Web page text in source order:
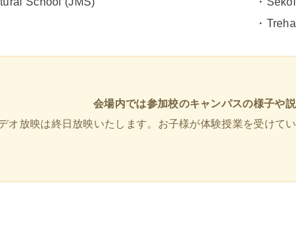
・
会場内では参加校のキャンパスの様子や
オ放映は終日放映いたします。お子様が体験授業を受けて